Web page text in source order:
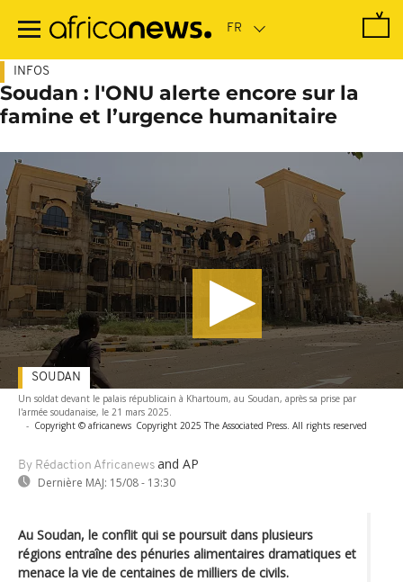
contenu
INFOS
Soudan : l'ONU alerte encore sur la
famine et l’urgence humanitaire
Un soldat devant le palais républicain à Khartoum, au Soudan, après sa prise par
l'armée soudanaise, le 21 mars 2025.
- Copyright © africanews Copyright 2025 The Associated Press. All rights reserved
By Rédaction Africanews and AP
Dernière MAJ: 15/08 - 13:30
SOUDAN
Au Soudan, le conflit qui se poursuit dans plusieurs
régions entraîne des pénuries alimentaires dramatiques et
menace la vie de centaines de milliers de civils.